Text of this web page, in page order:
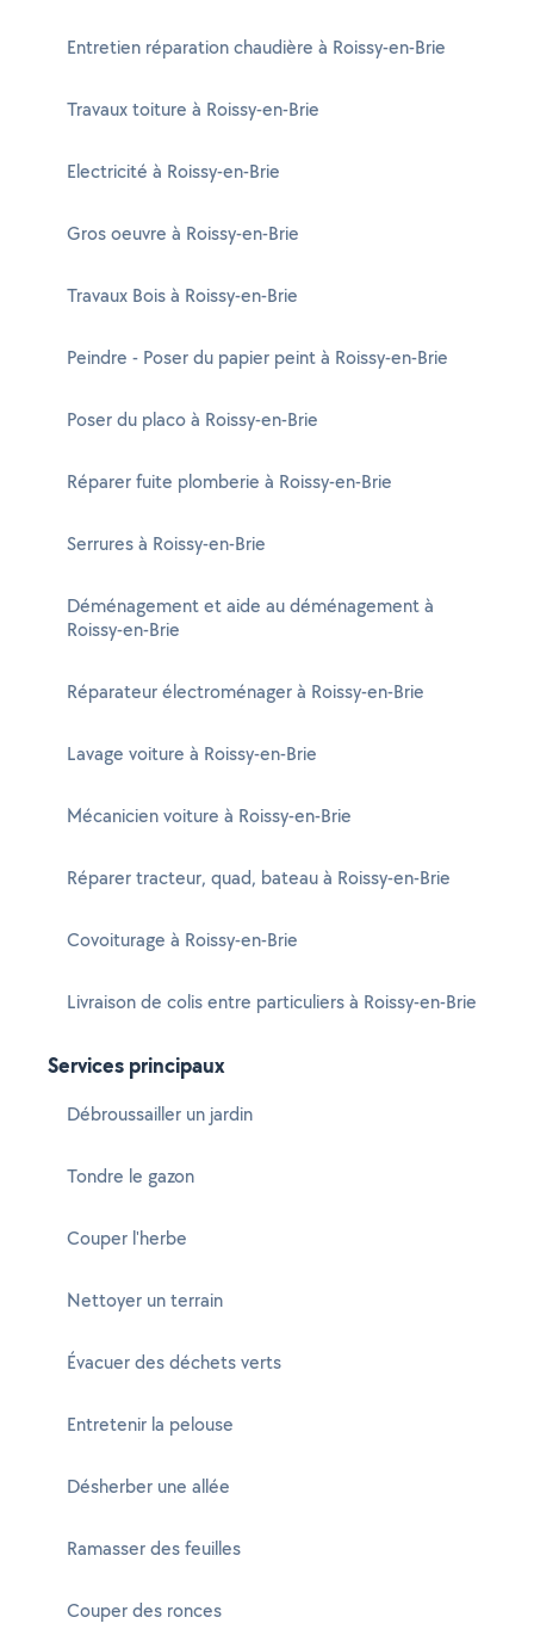
Entretien réparation chaudière à Roissy-en-Brie
Travaux toiture à Roissy-en-Brie
Electricité à Roissy-en-Brie
Gros oeuvre à Roissy-en-Brie
Travaux Bois à Roissy-en-Brie
Peindre - Poser du papier peint à Roissy-en-Brie
Poser du placo à Roissy-en-Brie
Réparer fuite plomberie à Roissy-en-Brie
Serrures à Roissy-en-Brie
Déménagement et aide au déménagement à
Roissy-en-Brie
Réparateur électroménager à Roissy-en-Brie
Lavage voiture à Roissy-en-Brie
Mécanicien voiture à Roissy-en-Brie
Réparer tracteur, quad, bateau à Roissy-en-Brie
Covoiturage à Roissy-en-Brie
Livraison de colis entre particuliers à Roissy-en-Brie
Services principaux
Débroussailler un jardin
Tondre le gazon
Couper l'herbe
Nettoyer un terrain
Évacuer des déchets verts
Entretenir la pelouse
Désherber une allée
Ramasser des feuilles
Couper des ronces